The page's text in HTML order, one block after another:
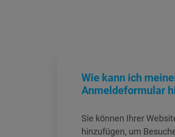
Wie kann ich
Anmeldeformular
Sie können Ihrer
hinzufügen, um